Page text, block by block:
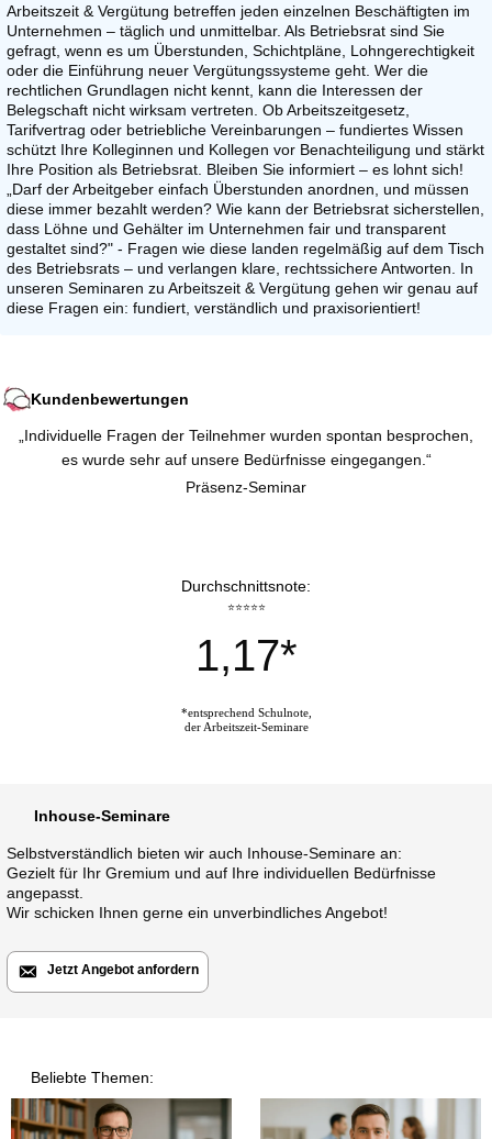
Arbeitszeit & Vergütung betreffen jeden einzelnen Beschäftigten im
Unternehmen – täglich und unmittelbar. Als Betriebsrat sind Sie
gefragt, wenn es um Überstunden, Schichtpläne, Lohngerechtigkeit
oder die Einführung neuer Vergütungssysteme geht. Wer die
rechtlichen Grundlagen nicht kennt, kann die Interessen der
Belegschaft nicht wirksam vertreten. Ob Arbeitszeitgesetz,
Tarifvertrag oder betriebliche Vereinbarungen – fundiertes Wissen
schützt Ihre Kolleginnen und Kollegen vor Benachteiligung und stärkt
Ihre Position als Betriebsrat. Bleiben Sie informiert – es lohnt sich!
„Darf der Arbeitgeber einfach Überstunden anordnen, und müssen
diese immer bezahlt werden? Wie kann der Betriebsrat sicherstellen,
dass Löhne und Gehälter im Unternehmen fair und transparent
gestaltet sind?" - Fragen wie diese landen regelmäßig auf dem Tisch
des Betriebsrats – und verlangen klare, rechtssichere Antworten. In
unseren Seminaren zu Arbeitszeit & Vergütung gehen wir genau auf
diese Fragen ein: fundiert, verständlich und praxisorientiert!
Kundenbewertungen
„Individuelle Fragen der Teilnehmer wurden spontan besprochen,
es wurde sehr auf unsere Bedürfnisse eingegangen.“
Präsenz-Seminar
Durchschnittsnote:
⭐⭐⭐⭐⭐
1,17*
*entsprechend Schulnote,
der Arbeitszeit-Seminare
Inhouse-Seminare
Selbstverständlich bieten wir auch Inhouse-Seminare an:
Gezielt für Ihr Gremium und auf Ihre individuellen Bedürfnisse
angepasst.
Wir schicken Ihnen gerne ein unverbindliches Angebot!
Jetzt Angebot anfordern
Beliebte Themen: